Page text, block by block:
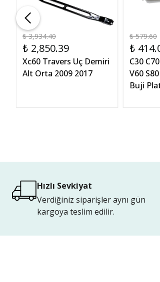
₺ 3,934.40
₺ 2,850.39
Xc60 Travers Uç Demiri
Alt Orta 2009 2017
₺ 579.60
₺
C30
V60
Buji
Hızlı Sevkiyat
Verdiğiniz siparişler aynı gün
kargoya teslim edilir.